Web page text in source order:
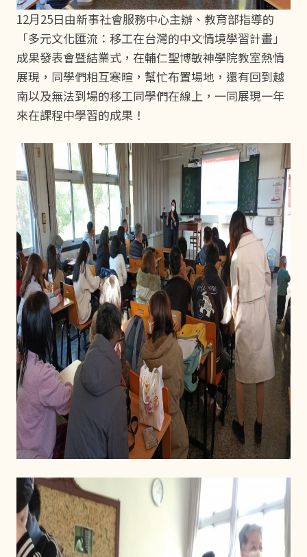
12月25日由新事社會服務中心主辦、教育部指導的
「多元文化匯流：移工在台灣的中文情境學習計畫」
成果發表會暨結業式，在輔仁聖博敏神學院教室熱情
展現，同學們相互寒暄，幫忙布置場地，還有回到越
南以及無法到場的移工同學們在線上，一同展現一年
來在課程中學習的成果！